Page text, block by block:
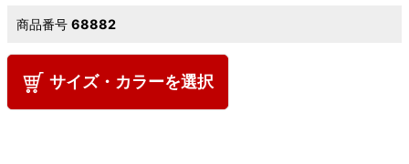
商品番号 68882
サイズ・カラーを選択